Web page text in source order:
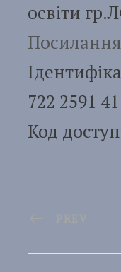
освіти
Посилання
722 2591
Код